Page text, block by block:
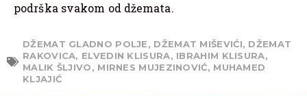
podrška svakom od džemata.
DŽEMAT GLADNO POLJE, DŽEMAT MIŠEVIĆI, DŽEMAT
RAKOVICA, ELVEDIN KLISURA, IBRAHIM KLISURA,
MALIK ŠLJIVO, MIRNES MUJEZINOVIĆ, MUHAMED
KLJAJIĆ